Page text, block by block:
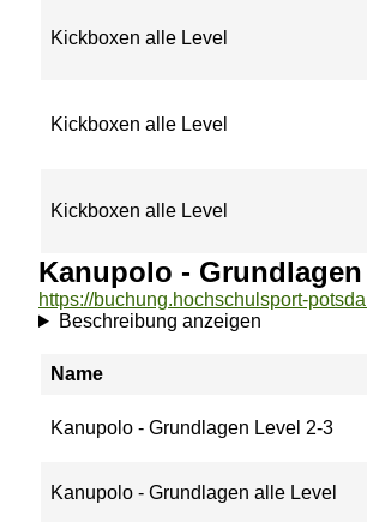
Kickboxen alle Level
Kickboxen alle Level
Kickboxen alle Level
Kanupolo - Grundlagen
Beschreibung anzeigen
Name
Kanupolo - Grundlagen Level 2-3
Kanupolo - Grundlagen alle Level